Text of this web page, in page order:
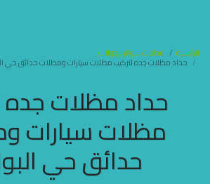
الرئيسية مظلات سواتر برجولات
حداد مظلات جده لتركيب مظلات سيارات ومظلات حدائق حي
حداد مظلات جده
مظلات سيارات
حدائق حي